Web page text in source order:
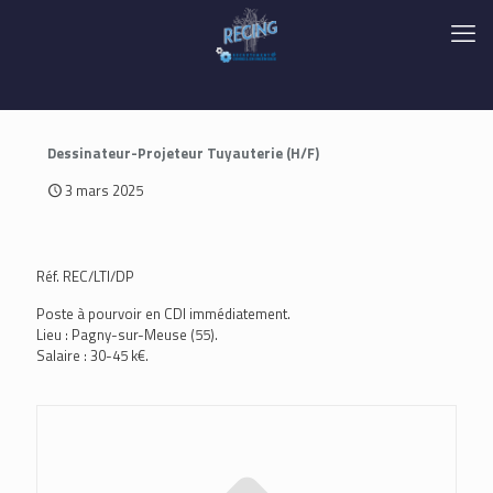
Dessinateur-Projeteur Tuyauterie (H/F)
3 mars 2025
Réf. REC/LTI/DP
Poste à pourvoir en CDI immédiatement.
Lieu : Pagny-sur-Meuse (55).
Salaire : 30-45 k€.